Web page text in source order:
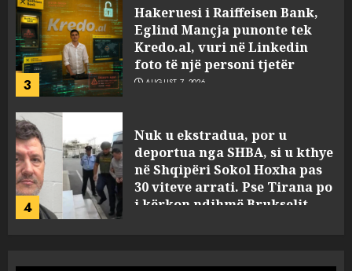
3
Hakeruesi i Raiffeisen Bank,
Eglind Mançja punonte tek
Kredo.al, vuri në Linkedin
foto të një personi tjetër
AUGUST 7, 2026
4
Nuk u ekstradua, por u
deportua nga SHBA, si u kthye
në Shqipëri Sokol Hoxha pas
30 viteve arrati. Pse Tirana po
i kërkon ndihmë Brukselit